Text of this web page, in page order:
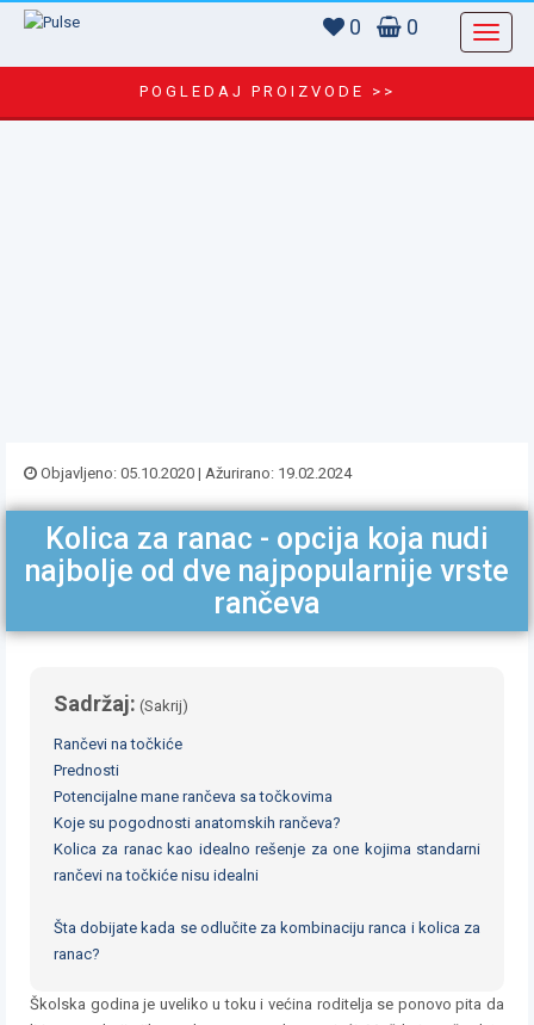
0 0
POGLEDAJ PROIZVODE >>
Objavljeno: 05.10.2020 | Ažurirano: 19.02.2024
Kolica za ranac - opcija koja nudi
najbolje od dve najpopularnije vrste
rančeva
Sadržaj: (Sakrij)
Rančevi na točkiće
Prednosti
Potencijalne mane rančeva sa točkovima
Koje su pogodnosti anatomskih rančeva?
Kolica za ranac kao idealno rešenje za one kojima standarni
rančevi na točkiće nisu idealni
Šta dobijate kada se odlučite za kombinaciju ranca i kolica za
ranac?
Školska godina je uveliko u toku i većina roditelja se ponovo pita da